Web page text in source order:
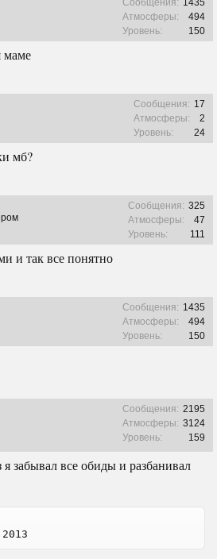
Сообщения: 1435
Атмосферы:
494
Уровень:
150
маме
Сообщения: 17
Атмосферы:
2
Уровень:
24
мб?
Сообщения: 325
Атмосферы:
47
Уровень:
111
и так все понятно
Сообщения: 1435
Атмосферы:
494
Уровень:
150
Сообщения: 2195
Атмосферы: 3124
Уровень:
159
забывал все обиды и разбанивал